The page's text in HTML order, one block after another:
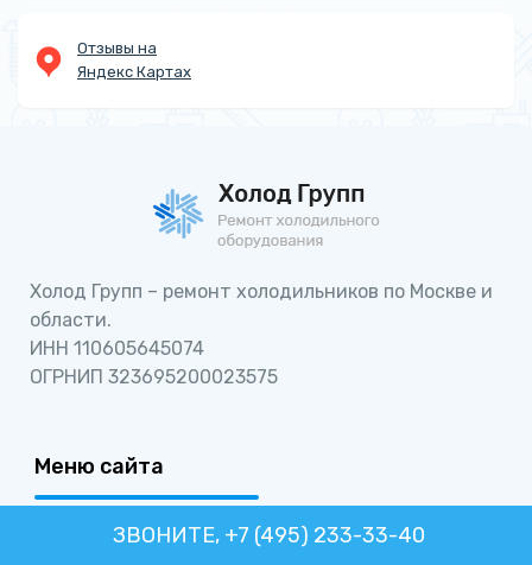
Отзывы на
Яндекс Картах
Меню сайта
О компании
Холод Групп – ремонт холодильников по Москве и
области.
ИНН 110605645074
ОГРНИП 323695200023575
ЗВОНИТЕ, +7 (495) 233-33-40